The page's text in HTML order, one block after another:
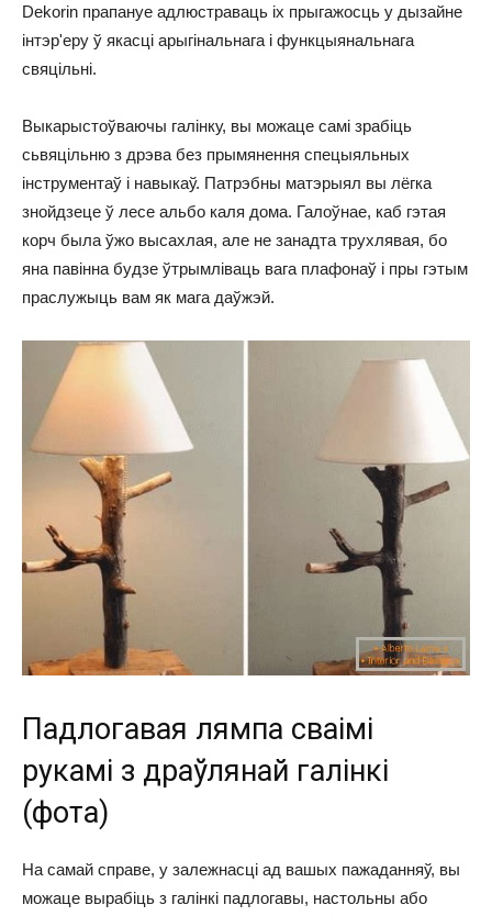
Dekorin прапануе адлюстраваць іх прыгажосць у дызайне
інтэр'еру ў якасці арыгінальнага і функцыянальнага
свяцільні.
Выкарыстоўваючы галінку, вы можаце самі зрабіць
сьвяцільню з дрэва без прымянення спецыяльных
інструментаў і навыкаў. Патрэбны матэрыял вы лёгка
знойдзеце ў лесе альбо каля дома. Галоўнае, каб гэтая
корч была ўжо высахлая, але не занадта трухлявая, бо
яна павінна будзе ўтрымліваць вага плафонаў і пры гэтым
праслужыць вам як мага даўжэй.
Падлогавая лямпа сваімі
рукамі з драўлянай галінкі
(фота)
На самай справе, у залежнасці ад вашых пажаданняў, вы
можаце вырабіць з галінкі падлогавы, настольны або